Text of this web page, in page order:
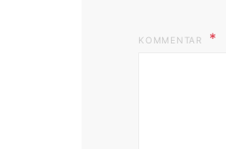
KOMMENTAR